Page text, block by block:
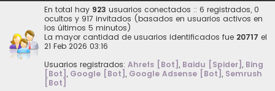
En total hay 923 usuarios conectados :: 6 registrados, 0
ocultos y 917 invitados (basados en usuarios activos en
los últimos 5 minutos)
La mayor cantidad de usuarios identificados fue 20717 el
21 Feb 2026 03:16
Usuarios registrados: Ahrefs [Bot], Baidu [Spider], Bing
[Bot], Google [Bot], Google Adsense [Bot], Semrush
[Bot]